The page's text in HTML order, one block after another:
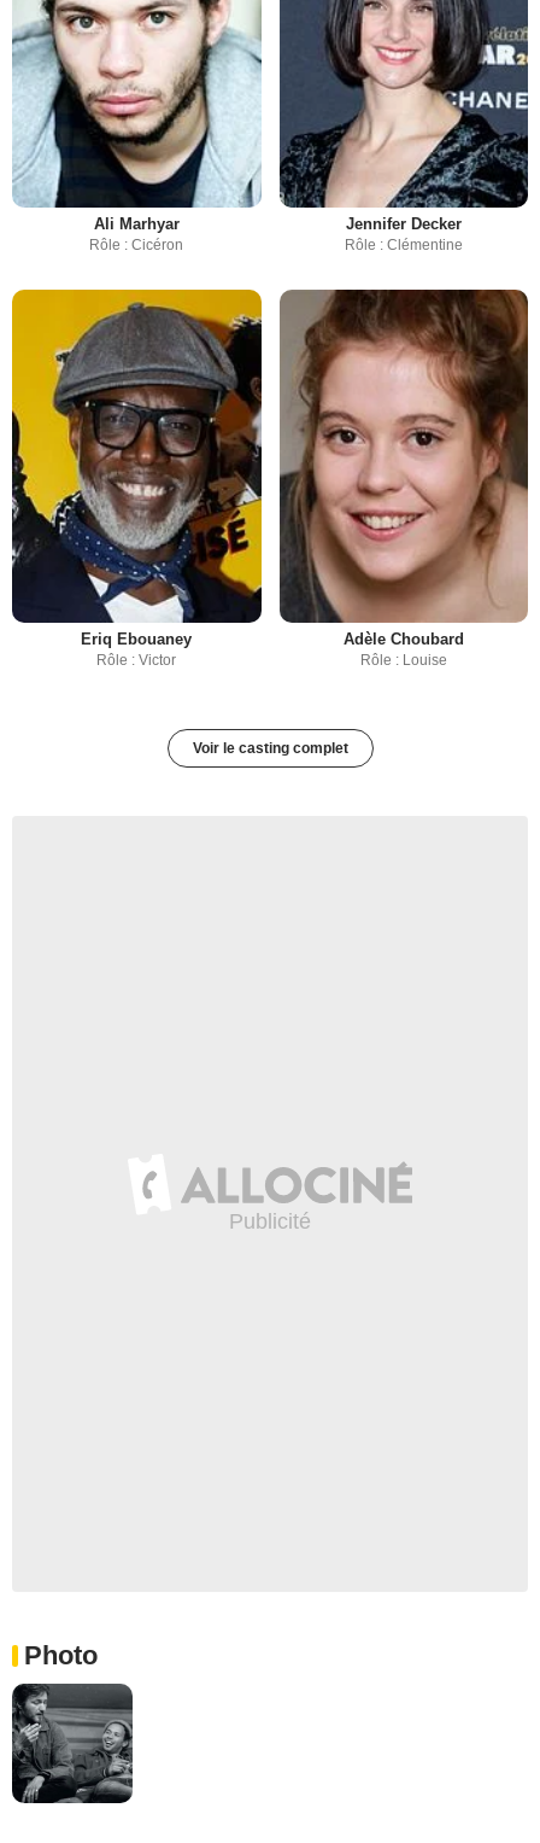
Ali Marhyar
Rôle : Cicéron
Jennifer Decker
Rôle : Clémentine
Eriq Ebouaney
Rôle : Victor
Adèle Choubard
Rôle : Louise
Voir le casting complet
Photo